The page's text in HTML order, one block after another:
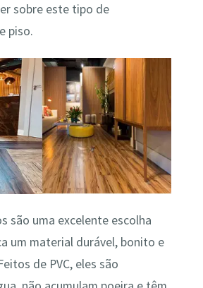
sobre este tipo de
piso.
são uma excelente escolha
um material durável, bonito e
de PVC, eles são